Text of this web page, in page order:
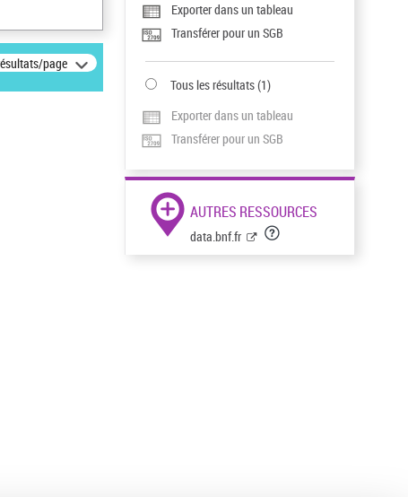
page
Exporter dans un tableau
Transférer pour un SGB
Tous les résultats(1)
Exporter dans un tableau
Transférer pour un SGB
AUTRES RESSOURCES
data.bnf.fr